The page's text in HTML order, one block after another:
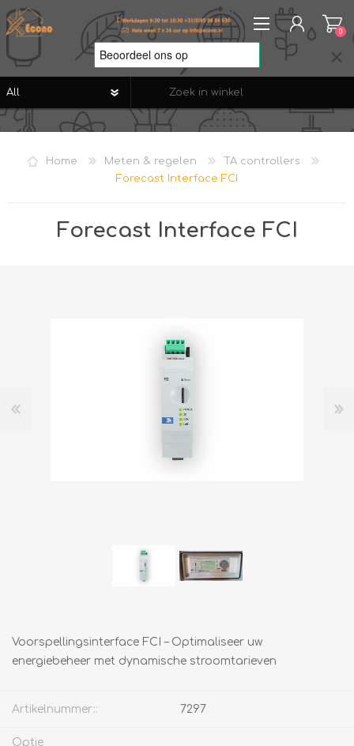
REGISTREREN
VERLANGLIJST
0
Home Meten & regelen
TA controllers
Forecast Interface FCI
Forecast Interface FCI
Voorspellingsinterface FCI – Optimaliseer uw
energiebeheer met dynamische stroomtarieven
Artikelnummer:: 7297
Optie